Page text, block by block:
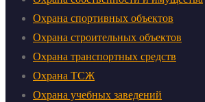
Охрана спортивных объектов
Охрана строительных объектов
Охрана транспортных средств
Охрана ТСЖ
Охрана учебных заведений